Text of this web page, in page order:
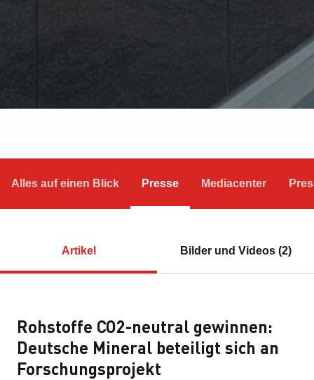
Alles auf einen Blick Presse Mediacenter
Artikel Bilder und Videos (2)
Rohstoffe CO2-neutral gewinnen:
Deutsche Mineral beteiligt sich an
Forschungsprojekt